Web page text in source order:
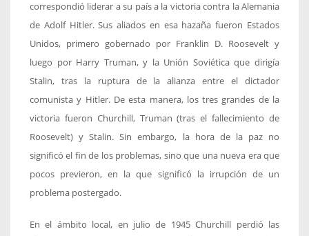
correspondió liderar a su país a la victoria contra la Alemania
de Adolf Hitler. Sus aliados en esa hazaña fueron Estados
Unidos, primero gobernado por Franklin D. Roosevelt y
luego por Harry Truman, y la Unión Soviética que dirigía
Stalin, tras la ruptura de la alianza entre el dictador
comunista y Hitler. De esta manera, los tres grandes de la
victoria fueron Churchill, Truman (tras el fallecimiento de
Roosevelt) y Stalin. Sin embargo, la hora de la paz no
significó el fin de los problemas, sino que una nueva era que
pocos previeron, en la que significó la irrupción de un
problema postergado.
En el ámbito local, en julio de 1945 Churchill perdió las